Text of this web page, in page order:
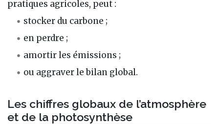
pratiques agricoles, peut :
stocker du carbone ;
en perdre ;
amortir les émissions ;
ou aggraver le bilan global.
Les chiffres globaux de l’atmosphère
et de la photosynthèse